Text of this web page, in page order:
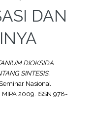
DAN
DIOKSIDA
SINTESIS,
Nasional
2009. ISSN 978-